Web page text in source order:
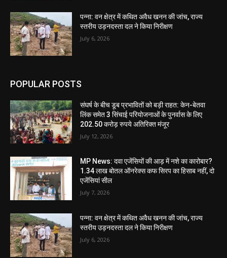
पन्ना: वन क्षेत्र में कथित अवैध खनन की जांच, राज्य
स्तरीय उड़नदस्ता दल ने किया निरीक्षण
July 6, 2026
POPULAR POSTS
संघर्ष के बीच डूब प्रभावितों को बड़ी राहत: केन-बेतवा
लिंक समेत 3 सिंचाई परियोजनाओं के पुनर्वास के लिए
202.50 करोड़ रुपये अतिरिक्त मंजूर
July 12, 2026
MP News: दवा एजेंसियों की आड़ में नशे का कारोबार?
1.34 लाख बोतल ऑनरेक्स कफ सिरप का हिसाब नहीं, दो
एजेंसियां सील
July 7, 2026
पन्ना: वन क्षेत्र में कथित अवैध खनन की जांच, राज्य
स्तरीय उड़नदस्ता दल ने किया निरीक्षण
July 6, 2026